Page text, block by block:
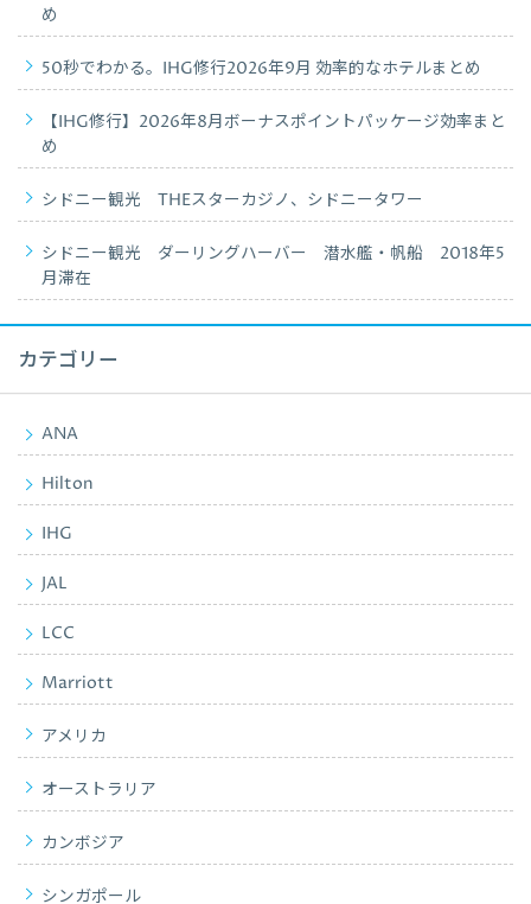
め
50秒でわかる。IHG修行2026年9月 効率的なホテルまとめ
【IHG修行】2026年8月ボーナスポイントパッケージ効率まと
め
シドニー観光 THEスターカジノ、シドニータワー
シドニー観光 ダーリングハーバー 潜水艦・帆船 2018年5
月滞在
カテゴリー
ANA
Hilton
IHG
JAL
LCC
Marriott
アメリカ
オーストラリア
カンボジア
シンガポール